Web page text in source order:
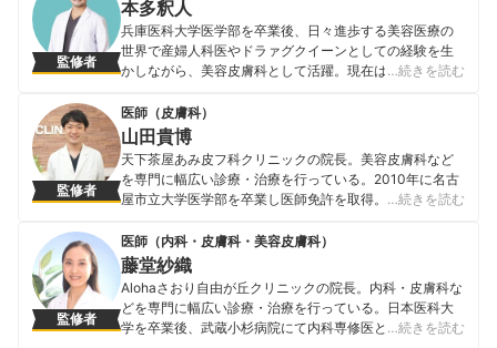
監修者
本多釈人
兵庫医科大学医学部を卒業後、日々進歩する美容医療の
世界で産婦人科医やドラァグクイーンとしての経験を生
かしながら、美容皮膚科として活躍。現在は、表参道ス
の悩みを解決するお手伝いを行っている。また、肌や美
容の話をメンズの立場から面白く楽しく発信するために
YouTubeも配信中。
本多釈人のプロフィール
…続きを読む
監修者
医師（皮膚科）
山田貴博
天下茶屋あみ皮フ科クリニックの院長。美容皮膚科など
を専門に幅広い診療・治療を行っている。2010年に名古
屋市立大学医学部を卒業し医師免許を取得。NTT西日本
行った後、大阪大学大学院医学系研究科にて神経細胞生
物学の助教として基礎医学研究に従事。その後、阪南中
央病院皮膚科に勤務し、2017年に天下茶屋あみ皮フ科ク
リニックを開院。 ＜メディア監修・取材実績＞ ・2020
年3月 関西テレビ『報道ランナー』 ・2020年7月 『医療
人百科』 ・2020年9月 『MINE』化粧水（敏感肌、乾燥
…続きを読む
監修者
医師（内科・皮膚科・美容皮膚科）
藤堂紗織
Alohaさおり自由が丘クリニックの院長。内科・皮膚科な
どを専門に幅広い診療・治療を行っている。日本医科大
学を卒業後、武蔵小杉病院にて内科専修医として研修を
…続きを読む